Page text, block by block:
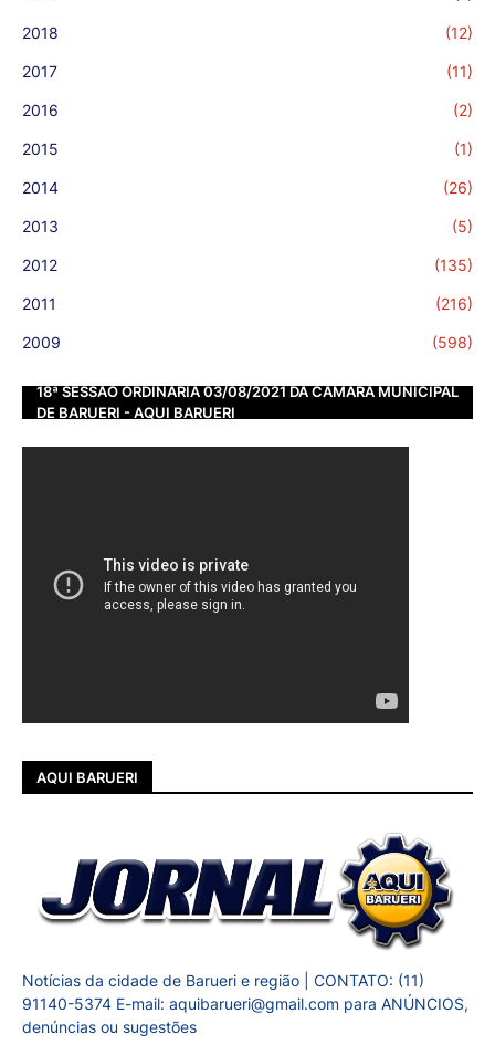
2018 (12)
2017 (11)
2016 (2)
2015 (1)
2014 (26)
2013 (5)
2012 (135)
2011 (216)
2009 (598)
18ª SESSÃO ORDINÁRIA 03/08/2021 DA CÂMARA MUNICIPAL
DE BARUERI - AQUI BARUERI
AQUI BARUERI
Notícias da cidade de Barueri e região | CONTATO: (11)
91140-5374 E-mail: aquibarueri@gmail.com para ANÚNCIOS,
denúncias ou sugestões